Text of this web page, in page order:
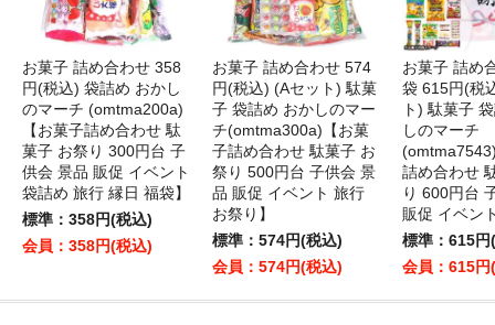
お菓子 詰め合わせ 358
円(税込) 袋詰め おかし
のマーチ (omtma200a)
【お菓子詰め合わせ 駄
菓子 お祭り 300円台 子
供会 景品 販促 イベント
袋詰め 旅行 縁日 福袋】
標準：358円(税込)
会員：358円(税込)
お菓子 詰め合わせ 574
円(税込) (Aセット) 駄菓
子 袋詰め おかしのマー
チ(omtma300a)【お菓
子詰め合わせ 駄菓子 お
祭り 500円台 子供会 景
品 販促 イベント 旅行
お祭り】
標準：574円(税込)
会員：574円(税込)
お菓子 詰め
袋 615円(税
ト) 駄菓子
しのマーチ
詰め合わせ
り 600円台
販促 イベン
標準：615円
会員：615円